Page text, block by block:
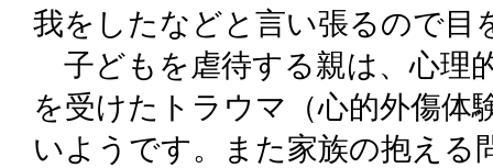
我をしたなどと言い張るので
子どもを虐待する親は、心理
を受けたトラウマ（心的外傷体
いようです。また家族の抱え